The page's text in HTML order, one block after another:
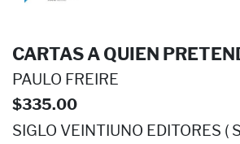
CARTAS A QUIEN
PAULO FREIRE
$335.00
SIGLO VEINTIUNO EDITORES (